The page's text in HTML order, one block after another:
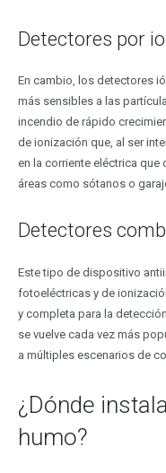
Detectores por
En cambio, los detectores
más sensibles a las
incendio de rápido
de ionización que, al ser
en la corriente eléctrica que
áreas como sótanos o
Detectores
Este tipo de dispositivo
fotoeléctricas y de
y completa para la
se vuelve cada vez más
a múltiples escenarios de
¿Dónde
humo?